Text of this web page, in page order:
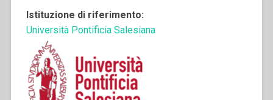
Istituzione di riferimento:
Università Pontificia Salesiana